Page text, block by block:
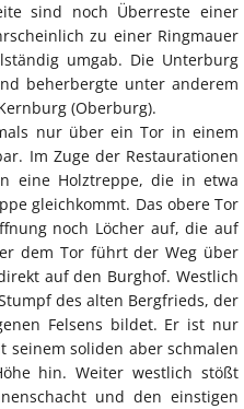
sind noch Überreste einer
zu einer Ringmauer
umgab. Die Unterburg
beherbergte unter anderem
(Oberburg).
nur über ein Tor in einem
Im Zuge der Restaurationen
eine Holztreppe, die in etwa
gleichkommt. Das obere Tor
noch Löcher auf, die auf
dem Tor führt der Weg über
auf den Burghof. Westlich
des alten Bergfrieds, der
Felsens bildet. Er ist nur
seinem soliden aber schmalen
hin. Weiter westlich stößt
und den einstigen